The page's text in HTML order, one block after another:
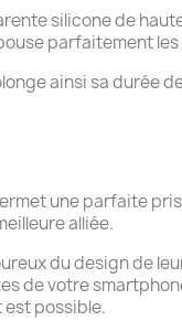
silicone de
parfaitement
ainsi sa durée
une parfaite
alliée.
du design de
de votre
possible.